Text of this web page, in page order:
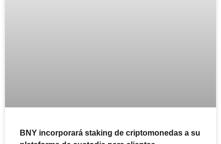
BNY incorporará staking de criptomonedas a su